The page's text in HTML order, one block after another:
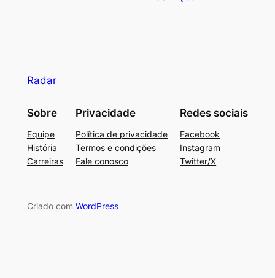
Radar
Sobre
Equipe
História
Carreiras
Privacidade
Política de privacidade
Termos e condições
Fale conosco
Redes sociais
Facebook
Instagram
Twitter/X
Criado com WordPress